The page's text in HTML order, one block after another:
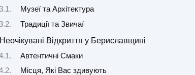
Музеї та Архітектура
Традиції та Звичаї
Неочікувані Відкриття у Бериславщині
Автентичні Смаки
Місця, Які Вас здивують